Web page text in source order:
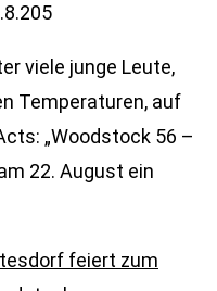
viele junge Leute,
Temperaturen, auf
„Woodstock 56 –
22. August ein
feiert zum